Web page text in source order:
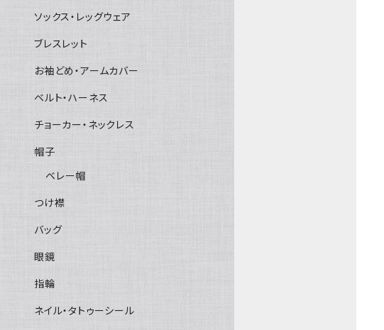
ソックス・レッグウェア
ブレスレット
お袖どめ・アームカバー
ベルト・ハーネス
チョーカー・ネックレス
帽子
ベレー帽
つけ襟
バッグ
眼鏡
指輪
ネイル・タトゥーシール